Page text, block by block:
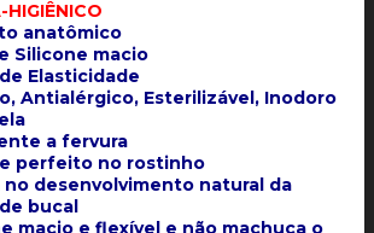
HIGIÊNICO
anatômico
Silicone macio
Elasticidade
Antialérgico, Esterilizável, Inodoro
a fervura
perfeito no rostinho
no desenvolvimento natural da
bucal
macio e flexível e não machuca o